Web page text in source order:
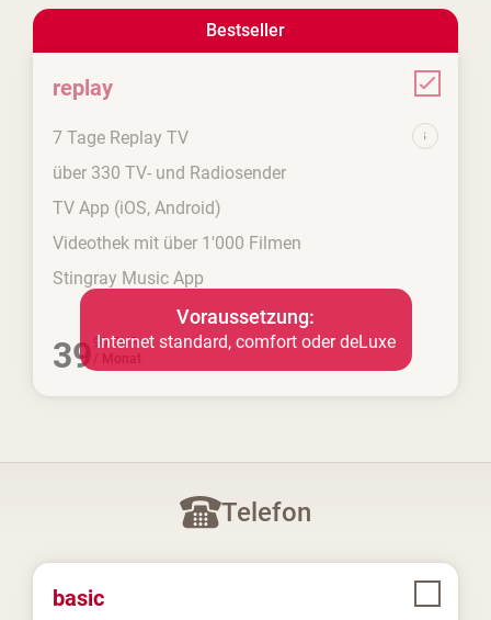
Bestseller
Voraussetzung:
Internet standard, comfort oder deLuxe
replay
7 Tage Replay TV
über 330 TV- und Radiosender
TV App (iOS, Android)
Videothek mit über 1'000 Filmen
Stingray Music App
39 90CHF
/ Monat
Telefon
basic